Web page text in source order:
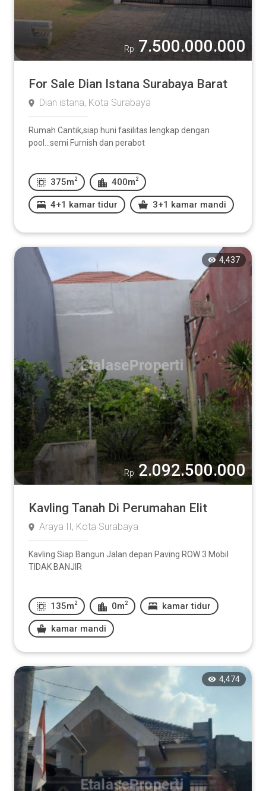
Rp 7.500.000.000
For Sale Dian Istana Surabaya Barat
Dian istana, Kota Surabaya
Rumah Cantik,siap huni fasilitas lengkap dengan
pool...semi Furnish dan perabot
375m 2 400m 2
4+1 kamar tidur 3+1 kamar mandi
4,437
Rp 2.092.500.000
Kavling Tanah Di Perumahan Elit
Araya II, Kota Surabaya
Kavling Siap Bangun Jalan depan Paving ROW 3 Mobil
TIDAK BANJIR
135m 2 0m 2 kamar tidur
kamar mandi
4,474